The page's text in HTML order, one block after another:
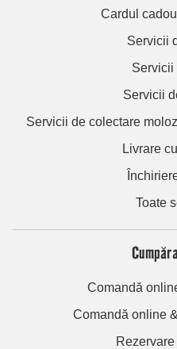
Cardul
Servicii
Servicii
Servicii
Servicii de colectare
Livrare
Toate
Comandă
Comandă online